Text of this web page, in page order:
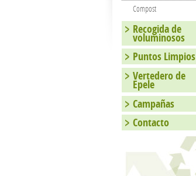
Compost
Recogida de
voluminosos
Puntos Limpios
Vertedero de
Epele
Campañas
Contacto